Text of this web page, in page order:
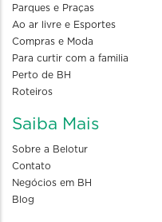
Parques e Praças
Ao ar livre e Esportes
Compras e Moda
Para curtir com a familia
Perto de BH
Roteiros
Saiba Mais
Sobre a Belotur
Contato
Negócios em BH
Blog